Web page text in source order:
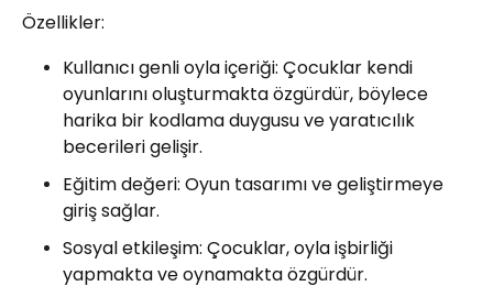
Özellikler:
Kullanıcı genli oyla içeriği: Çocuklar kendi
oyunlarını oluşturmakta özgürdür, böylece
harika bir kodlama duygusu ve yaratıcılık
becerileri gelişir.
Eğitim değeri: Oyun tasarımı ve geliştirmeye
giriş sağlar.
Sosyal etkileşim: Çocuklar, oyla işbirliği
yapmakta ve oynamakta özgürdür.